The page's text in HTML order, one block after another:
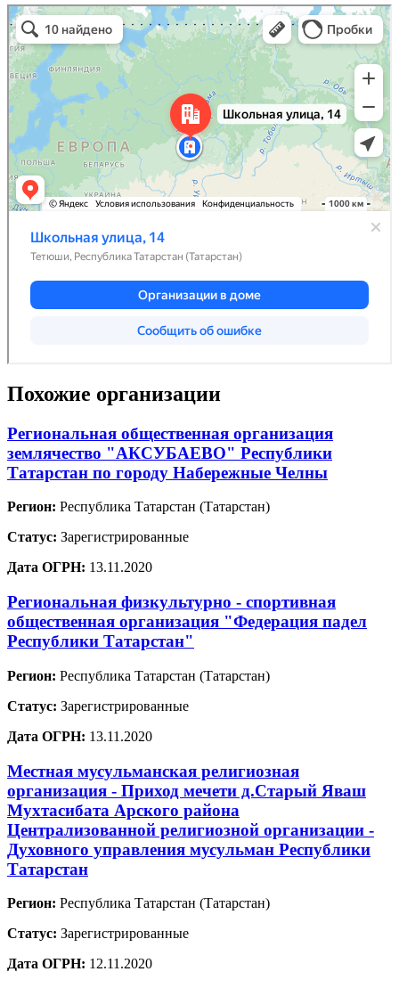
Похожие организации
Региональная общественная организация
землячество "АКСУБАЕВО" Республики
Татарстан по городу Набережные Челны
Регион: Республика Татарстан (Татарстан)
Статус: Зарегистрированные
Дата ОГРН: 13.11.2020
Региональная физкультурно - спортивная
общественная организация "Федерация падел
Республики Татарстан"
Регион: Республика Татарстан (Татарстан)
Статус: Зарегистрированные
Дата ОГРН: 13.11.2020
Местная мусульманская религиозная
организация - Приход мечети д.Старый Яваш
Мухтасибата Арского района
Централизованной религиозной организации -
Духовного управления мусульман Республики
Татарстан
Регион: Республика Татарстан (Татарстан)
Статус: Зарегистрированные
Дата ОГРН: 12.11.2020